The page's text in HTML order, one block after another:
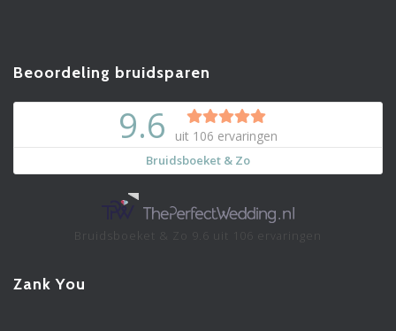
Beoordeling bruidsparen
Bruidsboeket & Zo 9.6 uit 106 ervaringen
Zank You